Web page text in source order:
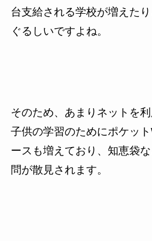
台支給される学校が増えた
ぐるしいですよね。
そのため、あまりネットを
子供の学習のためにポケッ
ースも増えており、知恵袋
問が散見されます。